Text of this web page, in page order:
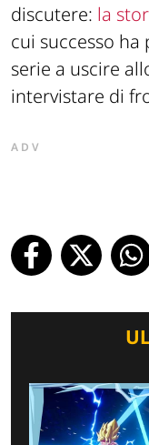
discutere: la
cui successo
serie a uscire
intervistare di
ADV